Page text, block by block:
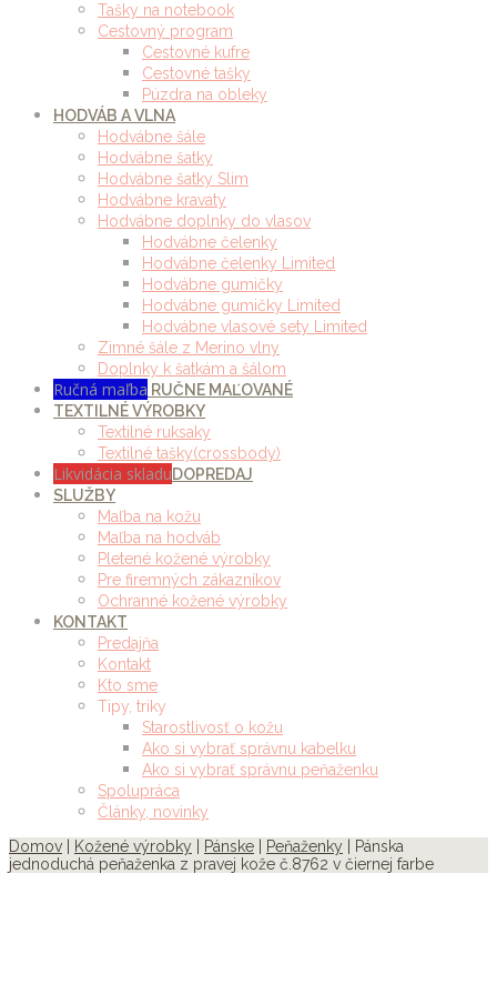
Tašky na notebook
Cestovný program
Cestovné kufre
Cestovné tašky
Púzdra na obleky
HODVÁB A VLNA
Hodvábne šále
Hodvábne šatky
Hodvábne šatky Slim
Hodvábne kravaty
Hodvábne doplnky do vlasov
Hodvábne čelenky
Hodvábne čelenky Limited
Hodvábne gumičky
Hodvábne gumičky Limited
Hodvábne vlasové sety Limited
Zimné šále z Merino vlny
Doplnky k šatkám a šálom
Ručná maľba RUČNE MAĽOVANÉ
TEXTILNÉ VÝROBKY
Textilné ruksaky
Textilné tašky(crossbody)
Likvidácia skladuDOPREDAJ
SLUŽBY
Maľba na kožu
Maľba na hodváb
Pletené kožené výrobky
Pre firemných zákazníkov
Ochranné kožené výrobky
KONTAKT
Predajňa
Kontakt
Kto sme
Tipy, triky
Starostlivosť o kožu
Ako si vybrať správnu kabelku
Ako si vybrať správnu peňaženku
Spolupráca
Články, novinky
Domov
Kožené výrobky Pánske Peňaženky | Pánska
jednoduchá peňaženka z pravej kože č.8762 v čiernej farbe